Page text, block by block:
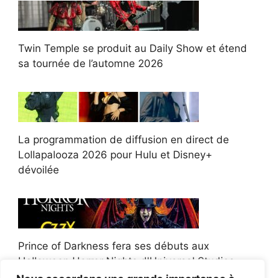
Twin Temple se produit au Daily Show et étend
sa tournée de l’automne 2026
La programmation de diffusion en direct de
Lollapalooza 2026 pour Hulu et Disney+
dévoilée
Prince of Darkness fera ses débuts aux
Halloween Horror Nights d'Universal Studios